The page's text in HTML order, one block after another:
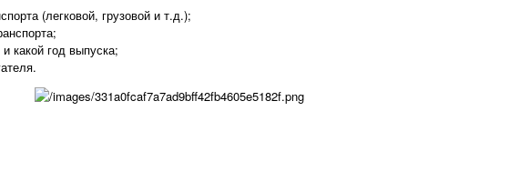
(легковой, грузовой и т.д.);
какой год выпуска;